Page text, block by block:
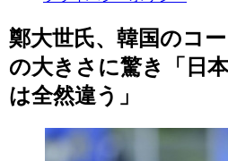
鄭大世氏、韓国のコ
の大きさに驚き「日
は全然違う」